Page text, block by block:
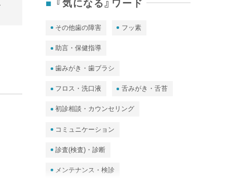
その他歯の障害 フッ素
助言・保健指導
歯みがき・歯ブラシ
フロス・洗口液 舌みがき・舌苔
初診相談・カウンセリング
コミュニケーション
診査(検査)・診断
メンテナンス・検診